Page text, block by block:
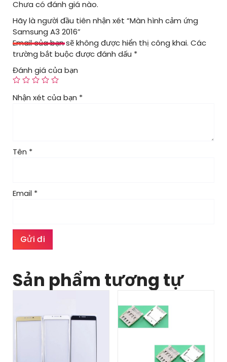
Chưa có đánh giá nào.
Hãy là người đầu tiên nhận xét “Màn hình cảm ứng
Samsung A3 2016”
Email của bạn sẽ không được hiển thị công khai. Các
trường bắt buộc được đánh dấu *
Đánh giá của bạn
Nhận xét của bạn *
Tên *
Email *
Sản phẩm tương tự